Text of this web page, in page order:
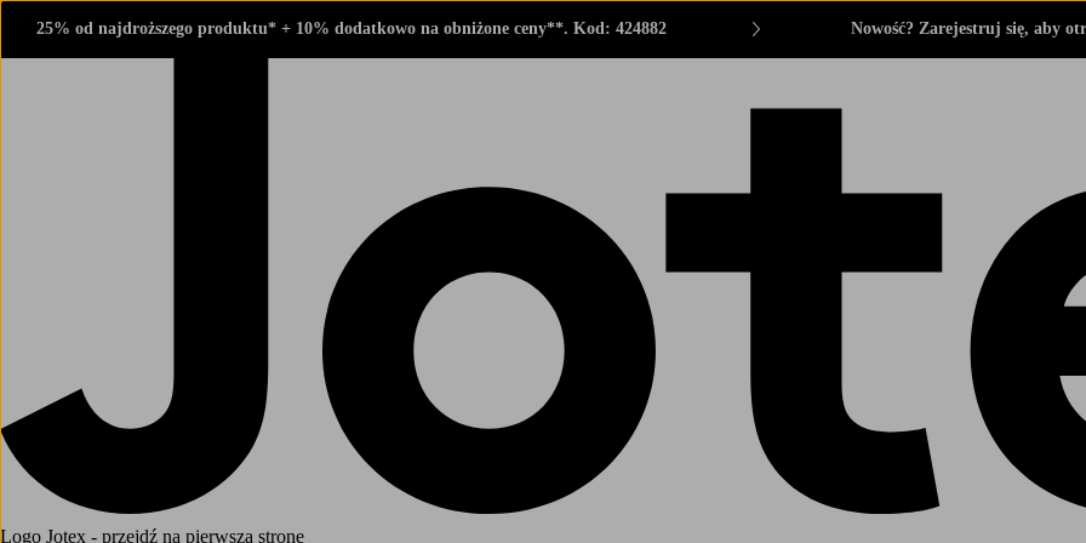
25% od najdroższego produktu* + 10% dodatkowo na obniżone ceny**. Kod: 424882 Nowość? Zarejestruj się, aby
Logo Jotex - przejdź na pierwszą stronę